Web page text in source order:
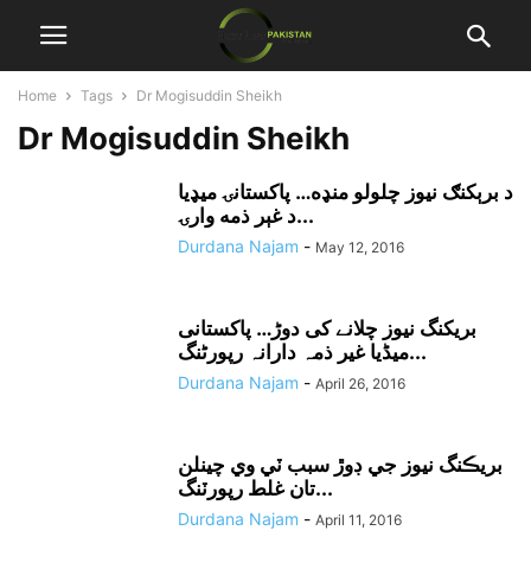
Home Tags Dr Mogisuddin Sheikh
Dr Mogisuddin Sheikh
د برېکنګ نيوز چلولو منډه… پاکستانۍ ميډيا
د غېر ذمه وارۍ...
Durdana Najam - May 12, 2016
بریکنگ نیوز چلانے کی دوڑ… پاکستانی
میڈیا غیر ذمہ دارانہ رپورٹنگ...
Durdana Najam - April 26, 2016
بريڪنگ نيوز جي ڊوڙ سبب ٽي وي چينلن
تان غلط رپورٽنگ...
Durdana Najam - April 11, 2016